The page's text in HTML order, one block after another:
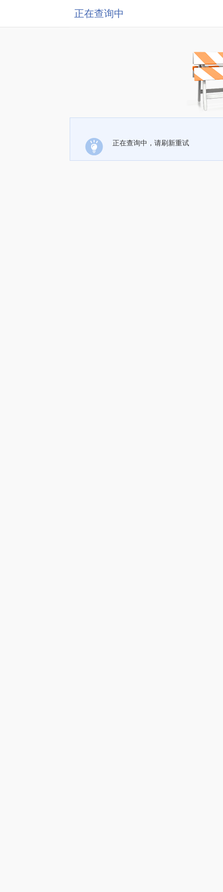
正在查询中
正在查询中，请刷新重试